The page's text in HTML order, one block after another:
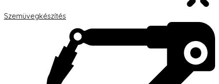
Szemüvegkészítés